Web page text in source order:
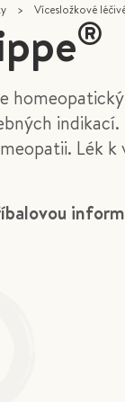
> Vícesložkové
®
Lék